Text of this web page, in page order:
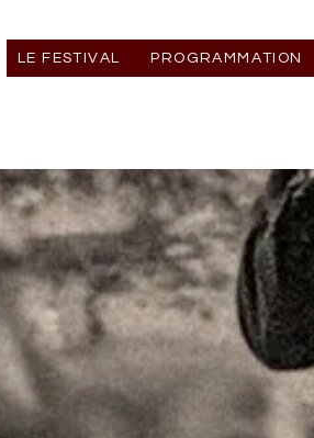
LE FESTIVAL PROGRAMMATION